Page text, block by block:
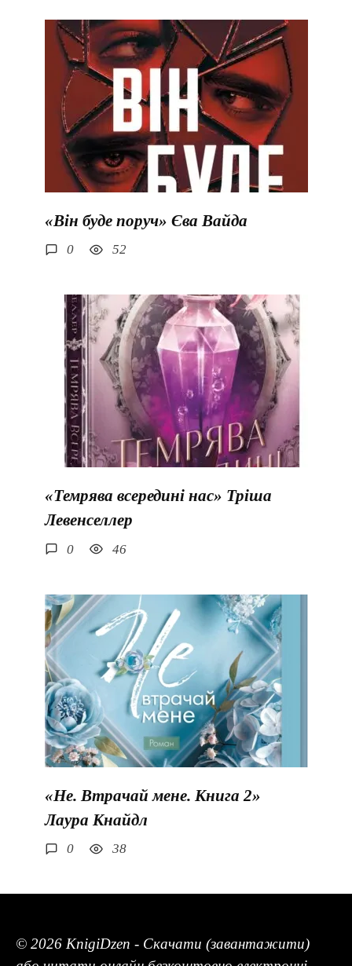
«Він буде поруч» Єва Вайда
0 52
«Темрява всередині нас» Тріша
Левенселлер
0 46
«Не. Втрачай мене. Книга 2»
Лаура Кнайдл
0 38
© 2026 KnigiDzen - Скачати (завантажити)